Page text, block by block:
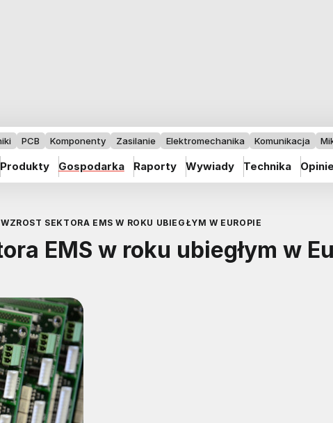
PCB Komponenty Zasilanie Elektromechanika Komunikacja
Produkty Gospodarka Raporty Wywiady Technika Opinie
SEKTORA EMS W ROKU UBIEGŁYM W EUROPIE
EMS w roku ubiegłym w